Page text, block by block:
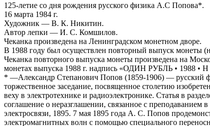
125-летие со дня рождения русского физика А.С Попова*.
16 марта 1984 г.
Художник — В. К. Никитин.
Автор лепки — И. С. Комшилов.
Чеканка произведена на Ленинградском монетном дворе.
В 1988 году был осуществлен повторный выпуск монеты
Чеканка повторного выпуска монеты произведена на
монетах выпуска 1988 г. надпись «ОДИН РУБЛЬ • 1988 • Н
* —Александр Степанович Попов (1859-1906) — русский
торжественное заседание, посвященное столетию
веху в электротехнике и радиоэлектронике. Статья в
соглашение о неразглашении, связанное с
электросвязи, 1895. 7 мая 1895 года А. С. Попов
электромагнитных волн с помощью специального